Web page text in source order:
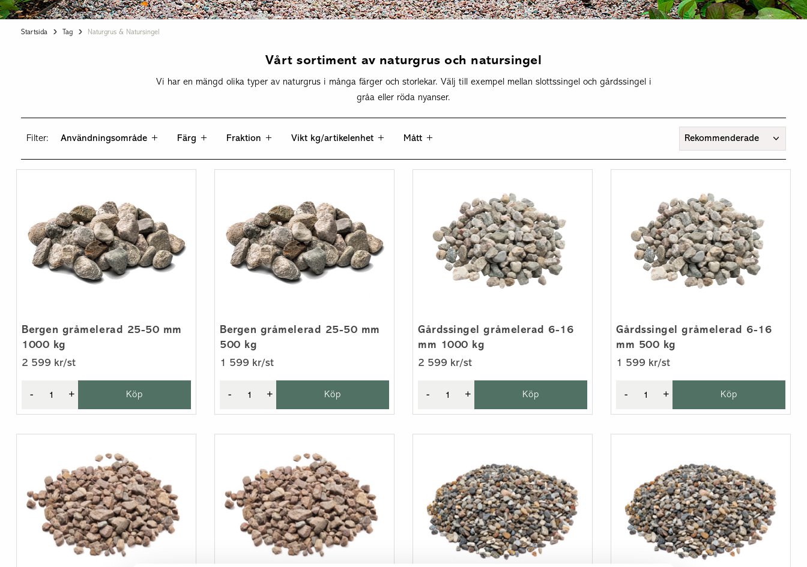
Outlet »
TILLBEHÖR
Rengöring & impregnering
Utebelysning
Övrigt
Bra att veta om natursten
Startsida Tag Naturgrus & Natursingel
Vårt sortiment av naturgrus och natursingel
Vi har en mängd olika typer av naturgrus i många färger och storlekar. Välj till exempel mellan slottssingel och gårdssingel i
gråa eller röda nyanser.
Filter: Användningsområde Färg Fraktion Vikt kg/artikelenhet Mått
Bergen gråmelerad 25-50 mm
1000 kg
2 599 kr/st
- + Köp
Bergen gråmelerad 25-50 mm
500 kg
1 599 kr/st
- + Köp
Gårdssingel gråmelerad 6-16
mm 1000 kg
2 599 kr/st
- + Köp
Gårdssingel gråmelerad 6-16
mm 500 kg
1 599 kr/st
- + Köp